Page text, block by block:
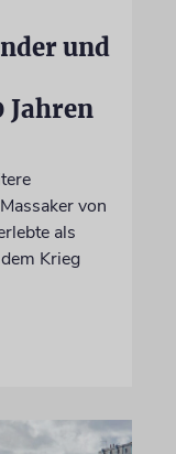
und
Jahren
von
als
Krieg